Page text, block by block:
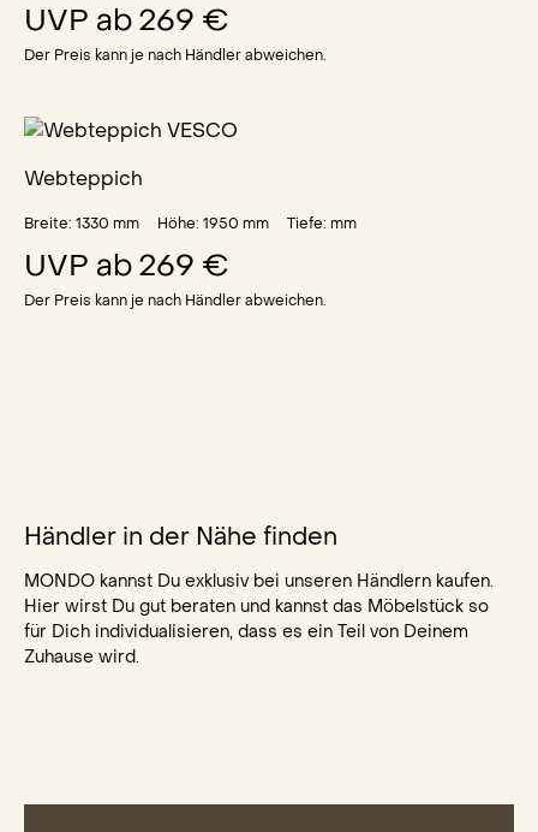
UVP ab269 €
Der Preis kann je nach Händler abweichen.
Webteppich
Breite: 1330 mm Höhe: 1950 mm Tiefe: mm
UVP ab269 €
Der Preis kann je nach Händler abweichen.
Händler in der Nähe finden
MONDO kannst Du exklusiv bei unseren Händlern kaufen.
Hier wirst Du gut beraten und kannst das Möbelstück so
für Dich individualisieren, dass es ein Teil von Deinem
Zuhause wird.